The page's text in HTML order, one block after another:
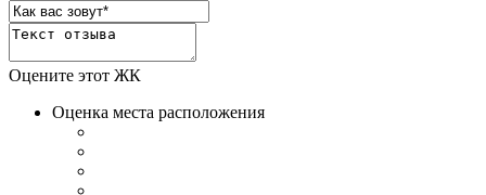
Оцените этот ЖК
Оценка места расположения